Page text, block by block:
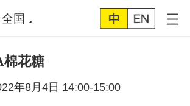
全国
棉花糖
年8月4日 14:00-15:00